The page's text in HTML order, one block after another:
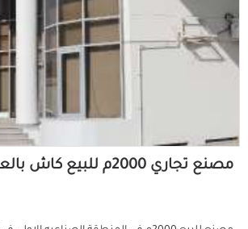
مصنع تجاري 2000م للبيع كاش بالعبور القليوبية